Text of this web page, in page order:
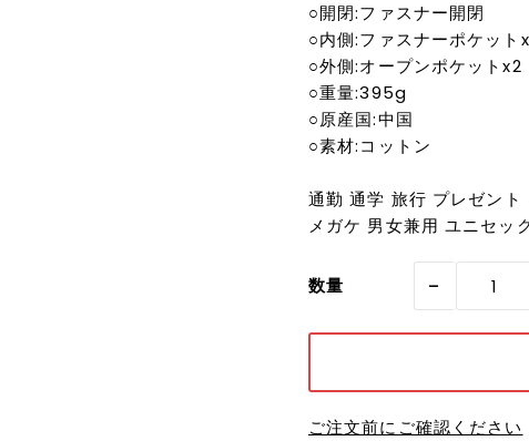
○開閉:ファスナー開閉
○内側:ファスナーポケット
○外側:オープンポケットx2
○重量:395g
○原産国:中国
○素材:コットン
通勤 通学 旅行 プレゼン
メガケ 男女兼用 ユニセッ
数量 -
ご注文前にご確認ください